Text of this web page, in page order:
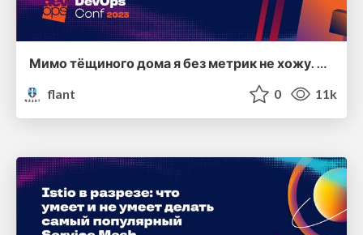
Мимо тёщиного дома я без метрик не хожу. То им пром в забор просуну, то mimir'у покажу!
flant
0 11k